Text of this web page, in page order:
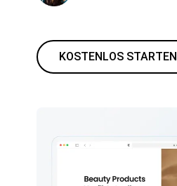
KOSTENLOS STARTEN